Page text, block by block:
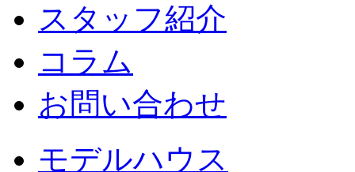
スタッフ紹介
コラム
お問い合わせ
モデルハウス